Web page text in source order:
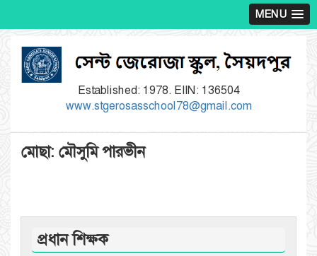
MENU
Established: 1978. EIIN: 136504
www.stgerosasschool78@gmail.com
মোছা: মৌসুমি পারভীন
প্রধান শিক্ষক